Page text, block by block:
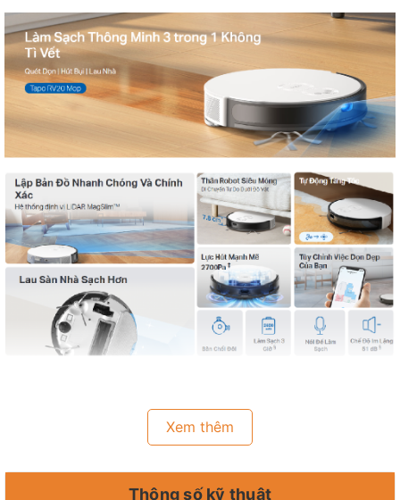
🎁🎁🎁Tapo RV20 Mop Robot Hút Bụi & Lau Nhà Điều Hướng
Xem thêm
Thông số kỹ thuật